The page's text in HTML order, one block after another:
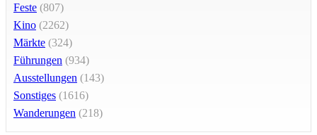
Feste (807)
Kino (2262)
Märkte (324)
Führungen (934)
Ausstellungen (143)
Sonstiges (1616)
Wanderungen (218)